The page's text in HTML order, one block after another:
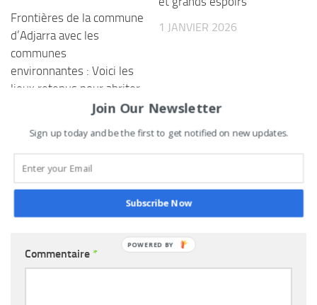
Frontières de la commune
d’Adjarra avec les
communes
environnantes : Voici les
lieux retenus pour abriter
1 JANVIER 2026
LAISSER UN COMMENTAIRE
Commentaire *
Join Our Newsletter
Sign up today and be the first to get notified on new updates.
Subscribe Now
POWERED